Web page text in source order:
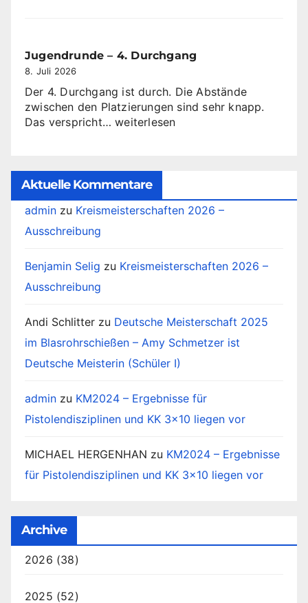
Jugendrunde – 4. Durchgang
8. Juli 2026
Der 4. Durchgang ist durch. Die Abstände
zwischen den Platzierungen sind sehr knapp.
Das verspricht…Jugendrunde
weiterlesen
Aktuelle Kommentare
admin zu Kreismeisterschaften 2026 –
Ausschreibung
Benjamin Selig zu Kreismeisterschaften 2026 –
Ausschreibung
Andi Schlitter zu Deutsche Meisterschaft 2025
im Blasrohrschießen – Amy Schmetzer ist
Deutsche Meisterin (Schüler I)
admin zu KM2024 – Ergebnisse für
Pistolendisziplinen und KK 3×10 liegen vor
MICHAEL HERGENHAN zu KM2024 – Ergebnisse
für Pistolendisziplinen und KK 3×10 liegen vor
Archive
2026 (38)
2025 (52)